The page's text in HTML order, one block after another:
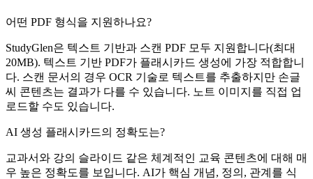
어떤 PDF 형식을 지원하나요?
StudyGlen은 텍스트 기반과 스캔 PDF 모두 지원합니다(최대
20MB). 텍스트 기반 PDF가 플래시카드 생성에 가장 적합합니
다. 스캔 문서의 경우 OCR 기술로 텍스트를 추출하지만 손글
씨 콘텐츠는 결과가 다를 수 있습니다. 노트 이미지를 직접 업
로드할 수도 있습니다.
AI 생성 플래시카드의 정확도는?
교과서와 강의 슬라이드 같은 체계적인 교육 콘텐츠에 대해 매
우 높은 정확도를 보입니다. AI가 핵심 개념, 정의, 관계를 식